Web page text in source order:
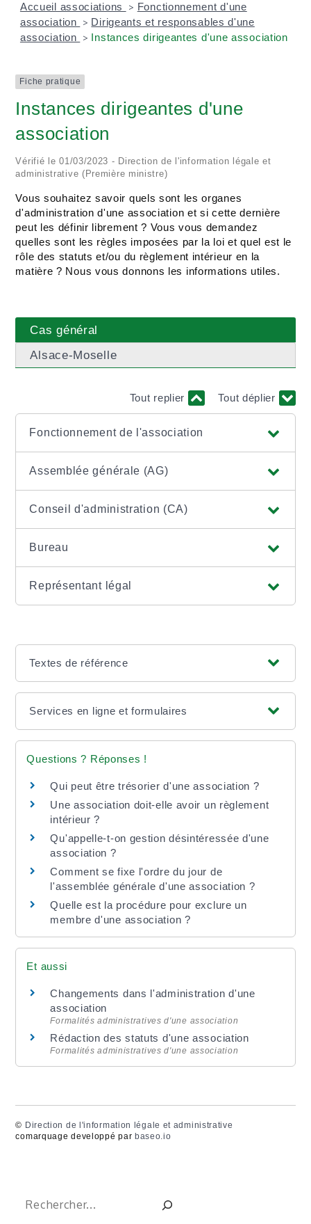
Accueil associations > Fonctionnement d'une
association
> Dirigeants et responsables d'une
association
> Instances dirigeantes d'une association
Fiche pratique
Instances dirigeantes d'une
association
Vérifié le 01/03/2023 - Direction de l'information légale et
administrative (Première ministre)
Vous souhaitez savoir quels sont les organes
d'administration d'une association et si cette dernière
peut les définir librement ? Vous vous demandez
quelles sont les règles imposées par la loi et quel est le
rôle des statuts et/ou du règlement intérieur en la
matière ? Nous vous donnons les informations utiles.
Cas général
Alsace-Moselle
Tout replier Tout déplier
Fonctionnement de l'association
Assemblée générale (AG)
Conseil d'administration (CA)
Bureau
Représentant légal
Textes de référence
Services en ligne et formulaires
Questions ? Réponses !
Qui peut être trésorier d'une association ?
Une association doit-elle avoir un règlement
intérieur ?
Qu'appelle-t-on gestion désintéressée d'une
association ?
Comment se fixe l'ordre du jour de
l'assemblée générale d'une association ?
Quelle est la procédure pour exclure un
membre d'une association ?
Et aussi
Changements dans l'administration d'une
association
Formalités administratives d'une association
Rédaction des statuts d'une association
Formalités administratives d'une association
© Direction de l'information légale et administrative
comarquage developpé par baseo.io
Rechercher